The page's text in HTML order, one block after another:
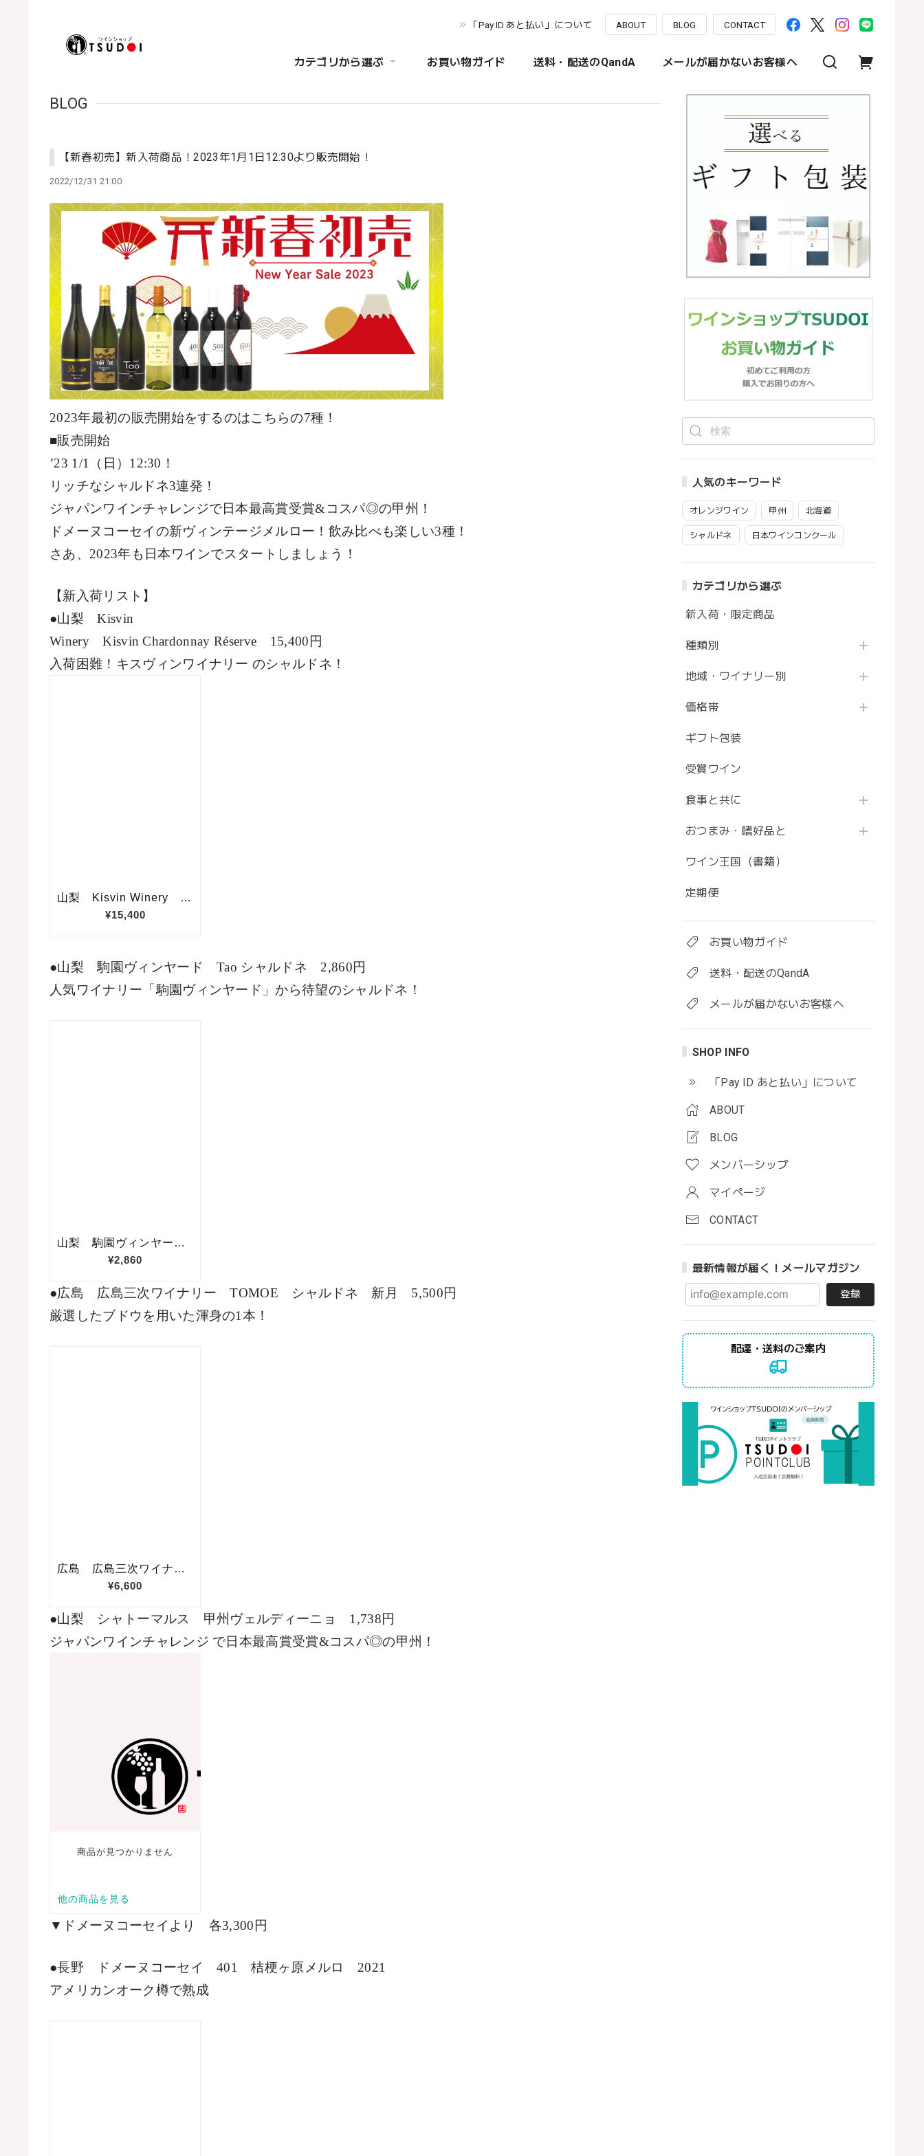
「Pay ID あと払い」について ABOUT BLOG CONTACT
カテゴリから選ぶ お買い物ガイド 送料・配送のQandA メールが届かないお客様へ
人気のキーワード
オレンジワイン 甲州 北海道
シャルドネ 日本ワインコンクール
カテゴリから選ぶ
新入荷・限定商品
種類別
地域・ワイナリー別
価格帯
ギフト包装
受賞ワイン
食事と共に
おつまみ・嗜好品と
ワイン王国（書籍）
定期便
お買い物ガイド
送料・配送のQandA
メールが届かないお客様へ
SHOP INFO
「Pay ID あと払い」について
ABOUT
BLOG
メンバーシップ
マイページ
CONTACT
最新情報が届く！メールマガジン
登録
配達・送料のご案内
BLOG
【新春初売】新入荷商品！2023年1月1日12:30より販売開始！
2022/12/31 21:00
2023年最初の販売開始をするのはこちらの7種！
■販売開始
’23 1/1 （日） 12:30 ！
リッチなシャルドネ3連発！
ジャパンワインチャレンジで日本最高賞受賞& コスパ◎の甲州！
ドメーヌコーセイの新ヴィンテージメルロー！飲み比べも楽しい3種！
さあ、 2023年も日本ワインでスタートしましょう！
【新入荷リスト】
●山梨 Kisvin
Winery
Kisvin Chardonnay Réserve 15,400 円
入荷困難！キスヴィンワイナリー のシャルドネ！
●山梨　駒園ヴィンヤード Tao シャルドネ 2,860円
人気ワイナリー「駒園ヴィンヤード」から待望のシャルドネ！
●広島　広島三次ワイナリー TOMOE シャルドネ　新月 5,500円
厳選したブドウを用いた渾身の1 本！
●山梨　シャトーマルス　甲州ヴェルディーニョ 1,738円
ジャパンワインチャレンジ で日本最高賞受賞&コスパ◎の甲州！
▼ドメーヌコーセイより　各3,300 円
●長野　ドメーヌコーセイ 401 桔梗ヶ原メルロ 2021
アメリカンオーク樽で熟成